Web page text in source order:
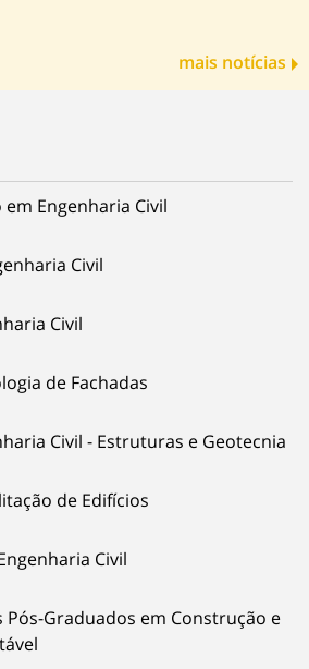
mais notícias
Engenharia Civil
Civil
Civil
de Fachadas
Civil - Estruturas e Geotecnia
de Edifícios
Civil
Pós-Graduados em Construção e